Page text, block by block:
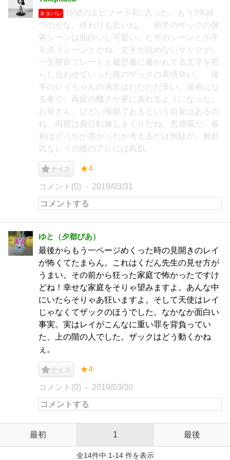
ネタバレ
待望のエピソード4に入った。もう3年経
つのかな。終わりも近いね。 前半のザックの探
索シーンは面白いし可愛い。ピザのシーンとか手
を洗うシーンとかね。文字が読めないザックが、
一生懸命プレートと履歴書に書かれてる文字を照
らし合わせていった後のザックの表情良い。 後
半のレイちゃんの過去はただただ辛い。漫画にな
る事で、両親の醜さが更に表れるようになった。
お母さん、ひどい母親であるという自覚はあるの
ね。両親は責任転嫁しまくりだね。悪循環だ。最
初はどっちが悪かったか考えるだけ無駄か。無邪
気なレイの後のアレには鳥肌
ナイス ★4
コメント(0) 2019/03/31
ゆと（夕都ぴあ）
最後からもう一ページめくった時の見開きのレイ
が怖くてたまらん。これはくだん先生の見せ方が
うまい。その前から狂った家庭で怖かったですけ
どね！幸せな家庭をそりゃ望みますよ。あんな中
にいたらそりゃあ狂いますよ。そして天使はレイ
じゃなくてザックのほうでした。なかなか面白い
事実。実はレイがこんなに重い罪を背負ってい
た、上の階の人でした。ザックはどう動くかね
ぇ。
ナイス ★4
コメント(0) 2019/03/30
最初 1 最後
全14件中 1-14 件を表示